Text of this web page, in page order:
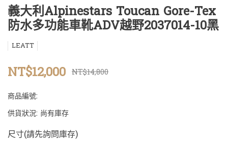
義大利Alpinestars Toucan Gore-Tex
防水多功能車靴ADV越野2037014-10黑
LEATT
NT$12,000 NT$14,800
商品編號:
供貨狀況: 尚有庫存
尺寸(請先詢問庫存)